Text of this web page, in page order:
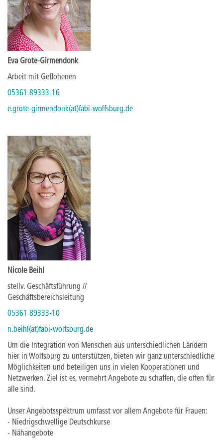
Eva Grote-Girmendonk
Arbeit mit Geflohenen
05361 89333-16
e.grote-girmendonk(at)fabi-wolfsburg.de
Nicole Beihl
stellv. Geschäftsführung //
Geschäftsbereichsleitung
05361 89333-10
n.beihl(at)fabi-wolfsburg.de
Um die Integration von Menschen aus unterschiedlichen Ländern
hier in Wolfsburg zu unterstützen, bieten wir ganz unterschiedliche
Möglichkeiten und beteiligen uns in vielen Kooperationen und
Netzwerken. Ziel ist es, vermehrt Angebote zu schaffen, die offen für
alle sind.
Unser Angebotsspektrum umfasst vor allem Angebote für Frauen:
- Niedrigschwellige Deutschkurse
- Nähangebote